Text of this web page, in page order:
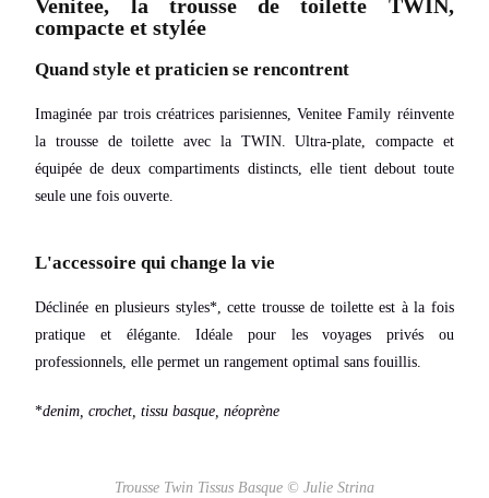
Venitee, la trousse de toilette TWIN,
compacte et stylée
Quand style et praticien se rencontrent
Imaginée par trois créatrices parisiennes, Venitee Family réinvente
la trousse de toilette avec la TWIN. Ultra-plate, compacte et
équipée de deux compartiments distincts, elle tient debout toute
seule une fois ouverte.
L'accessoire qui change la vie
Déclinée en plusieurs styles*, cette trousse de toilette est à la fois
pratique et élégante. Idéale pour les voyages privés ou
professionnels, elle permet un rangement optimal sans fouillis.
*denim, crochet, tissu basque, néoprène
Trousse Twin Tissus Basque © Julie Strina